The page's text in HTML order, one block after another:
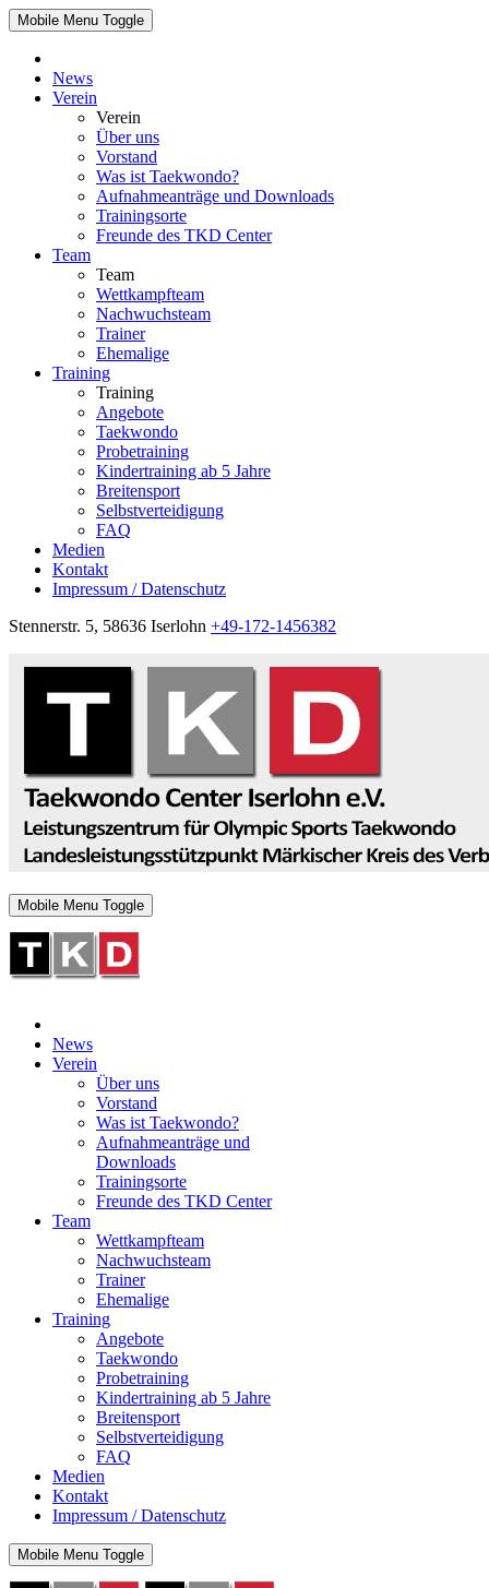
Mobile Menu Toggle
News
Verein
Verein
Über uns
Vorstand
Was ist Taekwondo?
Aufnahmeanträge und Downloads
Trainingsorte
Freunde des TKD Center
Team
Team
Wettkampfteam
Nachwuchsteam
Trainer
Ehemalige
Training
Training
Angebote
Taekwondo
Probetraining
Kindertraining ab 5 Jahre
Breitensport
Selbstverteidigung
FAQ
Medien
Kontakt
Impressum / Datenschutz
Stennerstr. 5, 58636 Iserlohn +49-172-1456382
Mobile Menu Toggle
News
Verein
Über uns
Vorstand
Was ist Taekwondo?
Aufnahmeanträge und
Downloads
Trainingsorte
Freunde des TKD Center
Team
Wettkampfteam
Nachwuchsteam
Trainer
Ehemalige
Training
Angebote
Taekwondo
Probetraining
Kindertraining ab 5 Jahre
Breitensport
Selbstverteidigung
FAQ
Medien
Kontakt
Impressum / Datenschutz
Mobile Menu Toggle